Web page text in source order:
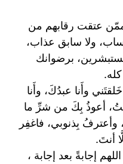
ممّن عتقت رقابهم من
حساب، ولا سابق عذاب،
برضوانك
وأَنا عبدُكَ، وأَنا
أعوذُ بِكَ من شرِّ ما
بِذنوبي، فاغفِر
أنتَ.
إجابةً بعد إجابة ،